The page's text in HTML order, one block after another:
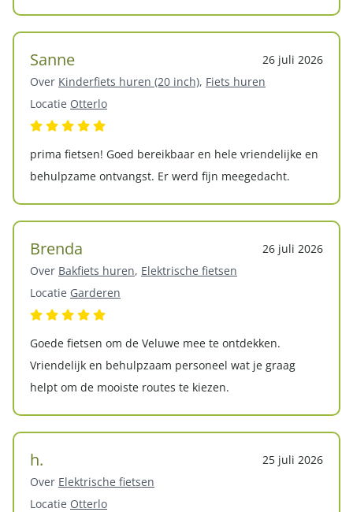
Sanne
26 juli 2026
Over Kinderfiets huren (20 inch), Fiets huren
Locatie Otterlo
prima fietsen! Goed bereikbaar en hele vriendelijke en
behulpzame ontvangst. Er werd fijn meegedacht.
Brenda
26 juli 2026
Over Bakfiets huren, Elektrische fietsen
Locatie Garderen
Goede fietsen om de Veluwe mee te ontdekken.
Vriendelijk en behulpzaam personeel wat je graag
helpt om de mooiste routes te kiezen.
h.
25 juli 2026
Over Elektrische fietsen
Locatie Otterlo